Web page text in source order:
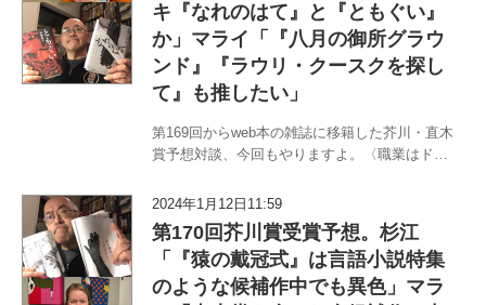
キ『なれのはて』と『ともぐい』
か」マライ「『八月の御所グラウ
ンド』『ラウリ・クースクを探し
て』も推したい」
第169回からweb本の雑誌に移籍した芥川・直木
賞予想対談、今回もやりますよ。〈職業はドイ
まで〉杉江松恋のチームＭ&Ｍが1月17日に選考
会が行われる第170回芥川・直木賞を深掘りし
ます（直木…
2024年1月12日11:59
第170回芥川賞受賞予想。杉江
「『猿の戴冠式』は言語小説特集
のような候補作中でも異色」マラ